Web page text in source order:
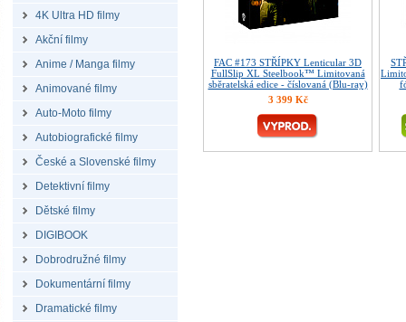
4K Ultra HD filmy
Akční filmy
Anime / Manga filmy
Animované filmy
Auto-Moto filmy
Autobiografické filmy
České a Slovenské filmy
Detektivní filmy
Dětské filmy
DIGIBOOK
Dobrodružné filmy
Dokumentární filmy
Dramatické filmy
FAC #173 STŘÍPKY Lenticular 3D
FullSlip XL Steelbook™ Limitovaná
sběratelská edice - číslovaná (Blu-ray)
3 399 Kč